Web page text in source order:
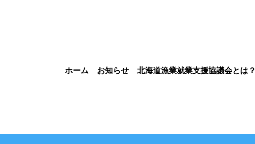
ホーム お知らせ 北海道漁業就業支援協議会とは？